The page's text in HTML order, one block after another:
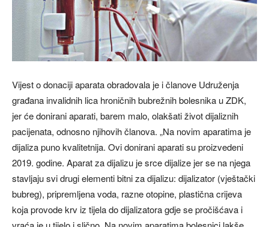
Vijest o donaciji aparata obradovala je i članove Udruženja
građana invalidnih lica hroničnih bubrežnih bolesnika u ZDK,
jer će donirani aparati, barem malo, olakšati život dijaliznih
pacijenata, odnosno njihovih članova. „Na novim aparatima je
dijaliza puno kvalitetnija. Ovi donirani aparati su proizvedeni
2019. godine. Aparat za dijalizu je srce dijalize jer se na njega
stavljaju svi drugi elementi bitni za dijalizu: dijalizator (vještački
bubreg), pripremljena voda, razne otopine, plastična crijeva
koja provode krv iz tijela do dijalizatora gdje se pročišćava i